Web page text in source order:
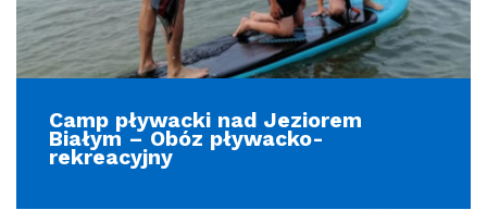
Camp pływacki nad Jeziorem
Białym – Obóz pływacko-
rekreacyjny